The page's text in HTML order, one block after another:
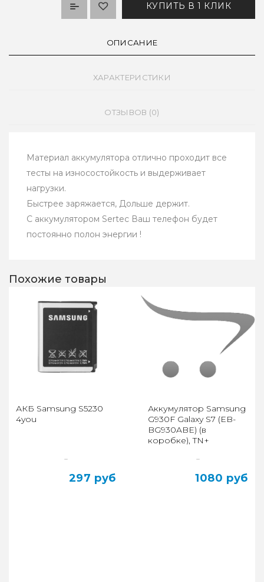
КУПИТЬ В 1 КЛИК
ОПИСАНИЕ
ХАРАКТЕРИСТИКИ
ОТЗЫВОВ (0)
Материал аккумулятора отлично проходит все
тесты на износостойкость и выдерживает
нагрузки.
Быстрее заряжается, Дольше держит.
С аккумулятором Sertec Ваш телефон будет
постоянно полон энергии !
Похожие товары
АКБ Samsung S5230
4you
..
297 руб
Аккумулятор Samsung
G930F Galaxy S7 (EB-
BG930ABE) (в
коробке), TN+
..
1080 руб